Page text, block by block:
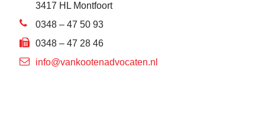
3417 HL Montfoort
0348 – 47 50 93
0348 – 47 28 46
info@vankootenadvocaten.nl